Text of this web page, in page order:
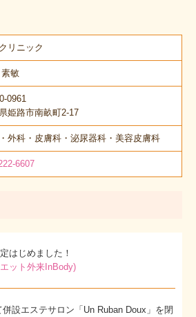
リニック
敏
0961
姫路市南畝町2-17
外科・皮膚科・泌尿器科・美容皮膚科
6607
はじめました！
ット外来InBody)
設エステサロン「Un Ruban Doux」を閉